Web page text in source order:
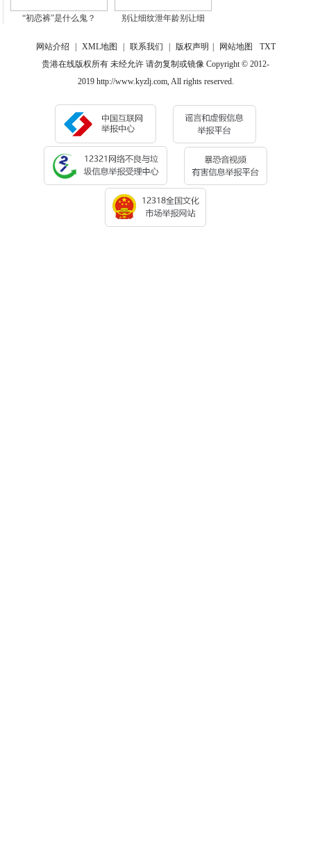
“初恋裤”是什么鬼？ 别让细纹泄年龄别让细
网站介绍 XML地图 联系我们 版权声明 网站地图
TXT
贵港在线版权所有 未经允许 请勿复制或镜像 Copyright © 2012-
2019 http://www.kyzlj.com, All rights reserved.